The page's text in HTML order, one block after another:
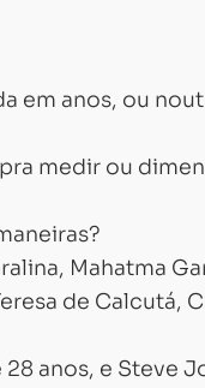
em anos, ou
medir ou
Mahatma
de Calcutá,
anos, e Steve